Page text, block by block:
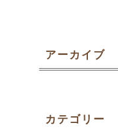
アーカイブ
カテゴリー